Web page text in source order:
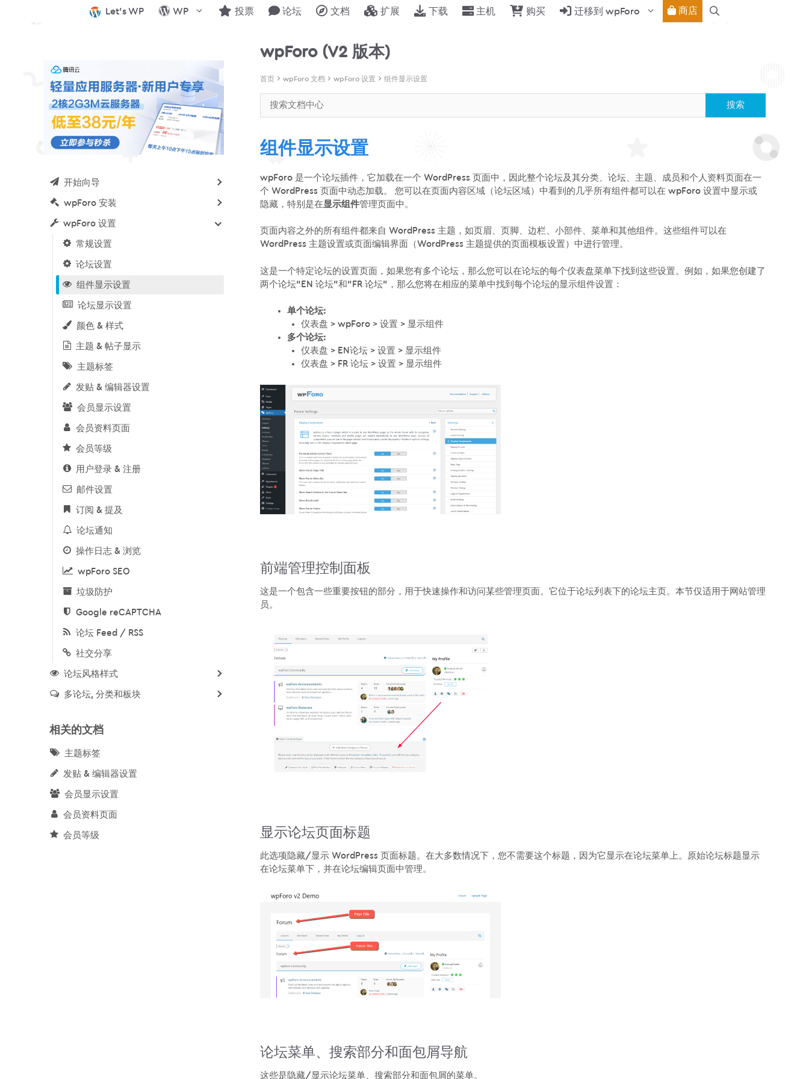
Let’s WP WP 投票 论坛 文档 扩展 下载 主机 购买 迁移到 wpForo 商店
wpForo (V2 版本)
首页 wpForo 文档 wpForo 设置 组件显示设置
组件显示设置
wpForo 是一个论坛插件，它加载在一个 WordPress 页面中，因此整个论坛及其分类、论坛、主题、成员和个人资料页面在一
个 WordPress 页面中动态加载。 您可以在页面内容区域（论坛区域）中看到的几乎所有组件都可以在 wpForo 设置中显示或
隐藏，特别是在显示组件管理页面中。
页面内容之外的所有组件都来自 WordPress 主题，如页眉、页脚、边栏、小部件、菜单和其他组件。这些组件可以在
WordPress 主题设置或页面编辑界面（WordPress 主题提供的页面模板设置）中进行管理。
这是一个特定论坛的设置页面，如果您有多个论坛，那么您可以在论坛的每个仪表盘菜单下找到这些设置。例如，如果您创建了
两个论坛“EN 论坛”和“FR 论坛”，那么您将在相应的菜单中找到每个论坛的显示组件设置：
单个论坛:
仪表盘 > wpForo > 设置 > 显示组件
多个论坛:
仪表盘 > EN论坛 > 设置 > 显示组件
仪表盘 > FR 论坛 > 设置 > 显示组件
前端管理控制面板
这是一个包含一些重要按钮的部分，用于快速操作和访问某些管理页面。它位于论坛列表下的论坛主页。本节仅适用于网站管理
员。
显示论坛页面标题
此选项隐藏/显示 WordPress 页面标题。在大多数情况下，您不需要这个标题，因为它显示在论坛菜单上。原始论坛标题显示
在论坛菜单下，并在论坛编辑页面中管理。
论坛菜单、搜索部分和面包屑导航
这些是隐藏/显示论坛菜单、搜索部分和面包屑的菜单。
开始向导
wpForo 安装
wpForo 设置
常规设置
论坛设置
组件显示设置
论坛显示设置
颜色 & 样式
主题 & 帖子显示
主题标签
发贴 & 编辑器设置
会员显示设置
会员资料页面
会员等级
用户登录 & 注册
邮件设置
订阅 & 提及
论坛通知
操作日志 & 浏览
wpForo SEO
垃圾防护
Google reCAPTCHA
论坛 Feed / RSS
社交分享
论坛风格样式
多论坛, 分类和板块
相关的文档
主题标签
发贴 & 编辑器设置
会员显示设置
会员资料页面
会员等级